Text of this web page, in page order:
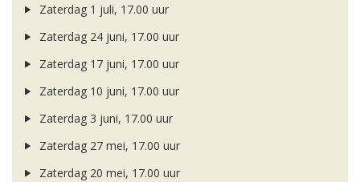
Zaterdag 1 juli, 17.00 uur
Zaterdag 24 juni, 17.00 uur
Zaterdag 17 juni, 17.00 uur
Zaterdag 10 juni, 17.00 uur
Zaterdag 3 juni, 17.00 uur
Zaterdag 27 mei, 17.00 uur
Zaterdag 20 mei, 17.00 uur